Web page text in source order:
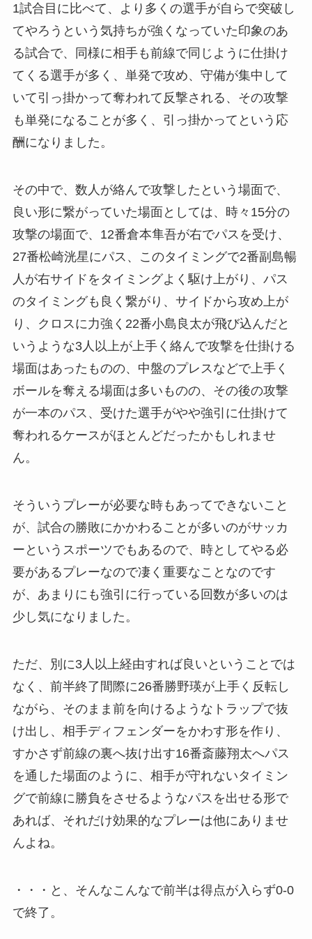
1試合目に比べて、より多くの選手が自らで突破し
てやろうという気持ちが強くなっていた印象のあ
る試合で、同様に相手も前線で同じように仕掛け
てくる選手が多く、単発で攻め、守備が集中して
いて引っ掛かって奪われて反撃される、その攻撃
も単発になることが多く、引っ掛かってという応
酬になりました。
その中で、数人が絡んで攻撃したという場面で、
良い形に繋がっていた場面としては、時々15分の
攻撃の場面で、12番倉本隼吾が右でパスを受け、
27番松崎洸星にパス、このタイミングで2番副島暢
人が右サイドをタイミングよく駆け上がり、パス
のタイミングも良く繋がり、サイドから攻め上が
り、クロスに力強く22番小島良太が飛び込んだと
いうような3人以上が上手く絡んで攻撃を仕掛ける
場面はあったものの、中盤のプレスなどで上手く
ボールを奪える場面は多いものの、その後の攻撃
が一本のパス、受けた選手がやや強引に仕掛けて
奪われるケースがほとんどだったかもしれませ
ん。
そういうプレーが必要な時もあってできないこと
が、試合の勝敗にかかわることが多いのがサッカ
ーというスポーツでもあるので、時としてやる必
要があるプレーなので凄く重要なことなのです
が、あまりにも強引に行っている回数が多いのは
少し気になりました。
ただ、別に3人以上経由すれば良いということでは
なく、前半終了間際に26番勝野瑛が上手く反転し
ながら、そのまま前を向けるようなトラップで抜
け出し、相手ディフェンダーをかわす形を作り、
すかさず前線の裏へ抜け出す16番斎藤翔太へパス
を通した場面のように、相手が守れないタイミン
グで前線に勝負をさせるようなパスを出せる形で
あれば、それだけ効果的なプレーは他にありませ
んよね。
・・・と、そんなこんなで前半は得点が入らず0-0
で終了。